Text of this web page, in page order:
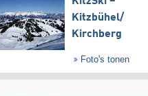
Kitzbühel/​
Kirchberg
Foto's tonen